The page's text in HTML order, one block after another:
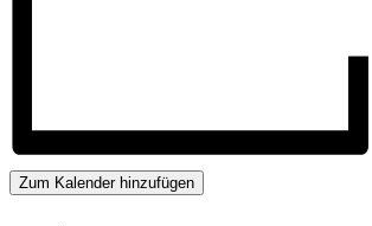
Zum Kalender hinzufügen